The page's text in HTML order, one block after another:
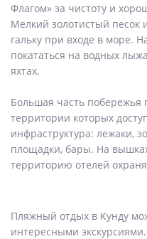
Флагом» за чистоту и
Мелкий золотистый песок
гальку при входе в море.
покататься на водных
яхтах.
Большая часть побережья
территории которых
инфраструктура: лежаки,
площадки, бары. На
территорию отелей
Пляжный отдых в Кунду
интересными